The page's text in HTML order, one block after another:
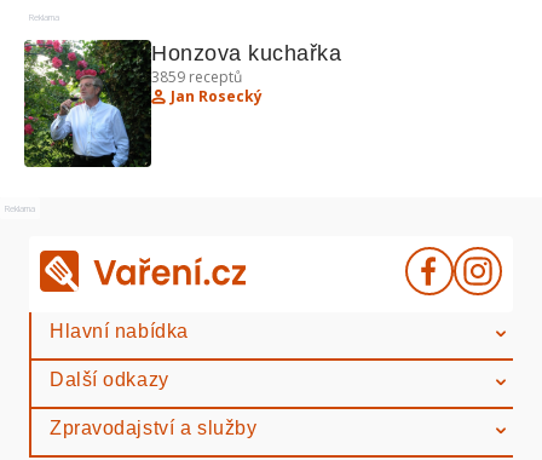
Reklama
Honzova kuchařka
3859 receptů
Jan Rosecký
Reklama
Hlavní nabídka
Další odkazy
Zpravodajství a služby